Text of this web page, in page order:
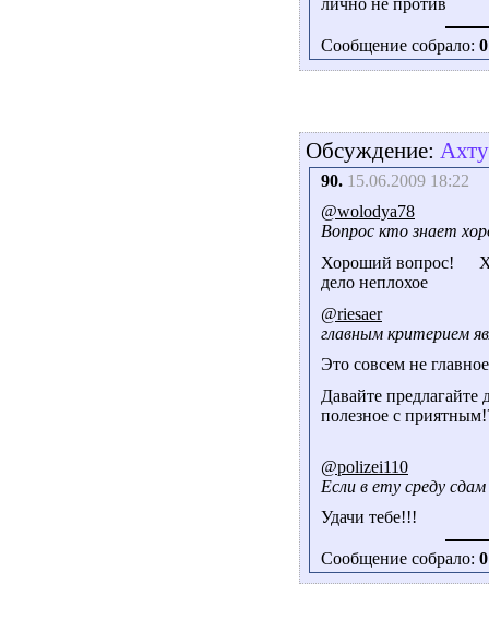
лично не против
Сообщение собрало: 0
Обсуждение:
90. 15.06.2009 18:22
@wolodya78
Вопрос кто знает
Хороший вопрос!
дело неплохое
@riesaer
главным критерием
Это совсем не
Давайте предлагайте
полезное с
@polizei110
Если в ету среду
Удачи тебе!!!
Сообщение собрало: 0